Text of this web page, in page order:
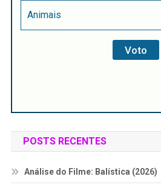
Animais
POSTS RECENTES
Análise do Filme: Balística (2026)